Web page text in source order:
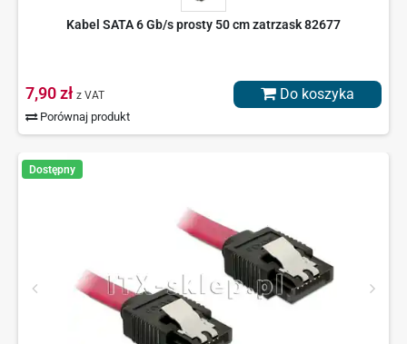
Kabel SATA 6 Gb/s prosty 50 cm zatrzask 82677
7,90 zł z VAT
Porównaj produkt
Do koszyka
Dostępny